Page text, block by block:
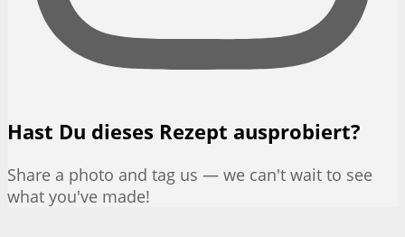
Hast Du dieses Rezept ausprobiert?
Share a photo and tag us — we can't wait to see
what you've made!